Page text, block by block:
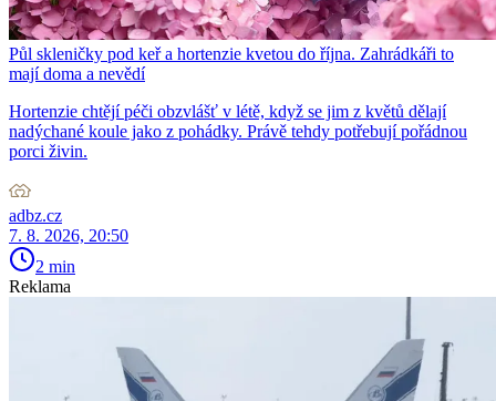
Půl skleničky pod keř a hortenzie kvetou do října. Zahrádkáři to
mají doma a nevědí
Hortenzie chtějí péči obzvlášť v létě, když se jim z květů dělají
nadýchané koule jako z pohádky. Právě tehdy potřebují pořádnou
porci živin.
adbz.cz
7. 8. 2026, 20:50
2 min
Reklama